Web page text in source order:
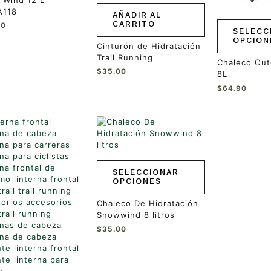
AÑADIR AL
CARRITO
Cinturón de Hidratación
Trail Running
$35.00
en
página
de
producto
Chaleco
8L
$64.90
SELECCIONAR
OPCIONES
Este
producto
tiene
se
pueden
elegir
Chaleco De Hidratación
Snowwind 8 litros
$35.00